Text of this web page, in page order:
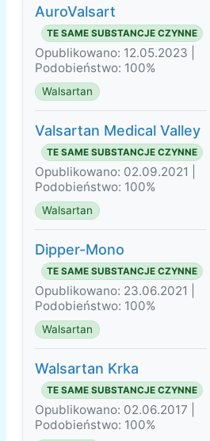
AuroValsart
TE SAME SUBSTANCJE CZYNNE
Opublikowano: 12.05.2023 |
Podobieństwo: 100%
Walsartan
Valsartan Medical Valley
TE SAME SUBSTANCJE CZYNNE
Opublikowano: 02.09.2021 |
Podobieństwo: 100%
Walsartan
Dipper-Mono
TE SAME SUBSTANCJE CZYNNE
Opublikowano: 23.06.2021 |
Podobieństwo: 100%
Walsartan
Walsartan Krka
TE SAME SUBSTANCJE CZYNNE
Opublikowano: 02.06.2017 |
Podobieństwo: 100%